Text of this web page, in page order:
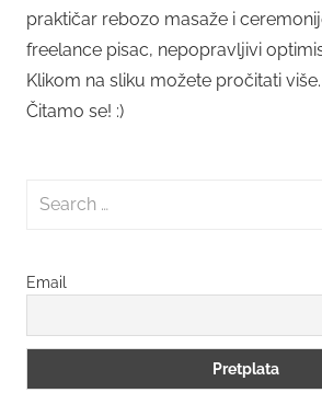
praktičar rebozo masaže i
freelance pisac, nepopravljivi
Klikom na sliku možete pročitati više.
Čitamo se! :)
Search
Email